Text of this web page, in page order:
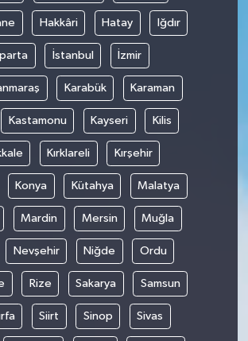
Hakkâri Hatay Iğdır
İstanbul İzmir
Karabük Karaman
Kastamonu Kayseri Kilis
Kırklareli Kırşehir
Konya Kütahya Malatya
Mardin Mersin Muğla
Nevşehir Niğde Ordu
Rize Sakarya Samsun
Siirt Sinop Sivas